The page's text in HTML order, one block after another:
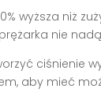
wyższa niż
nie
ciśnienie
aby mieć